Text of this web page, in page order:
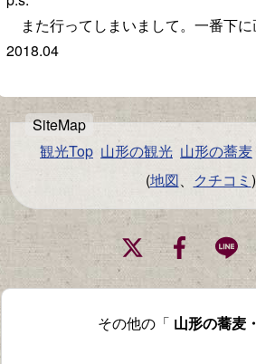
また行ってしまいまして。一番下に
2018.04
観光Top 山形の観光 山形の蕎麦
(地図、 クチコミ )
その他の「 山形の蕎麦